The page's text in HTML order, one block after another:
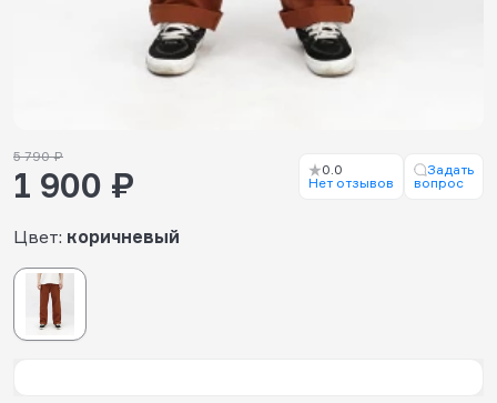
Цвет: коричневый
5 790 ₽
1 900 ₽
0.0
Нет отзывов
Задать
вопрос